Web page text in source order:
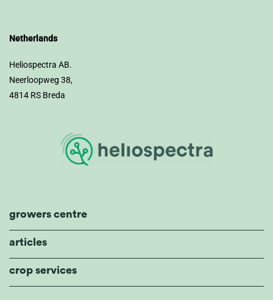
Netherlands
Heliospectra AB.
Neerloopweg 38,
4814 RS Breda
growers centre
articles
crop services